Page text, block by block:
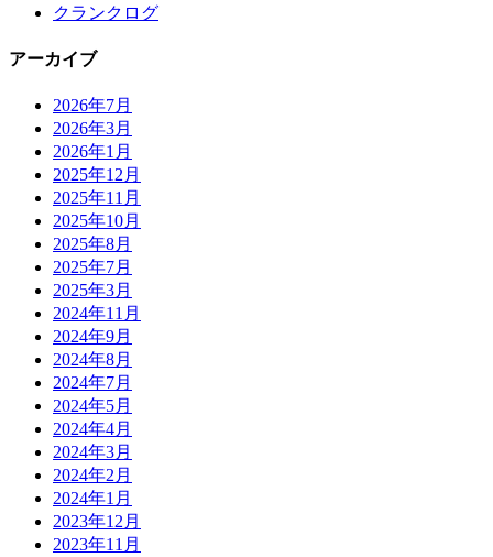
クランクログ
アーカイブ
2026年7月
2026年3月
2026年1月
2025年12月
2025年11月
2025年10月
2025年8月
2025年7月
2025年3月
2024年11月
2024年9月
2024年8月
2024年7月
2024年5月
2024年4月
2024年3月
2024年2月
2024年1月
2023年12月
2023年11月